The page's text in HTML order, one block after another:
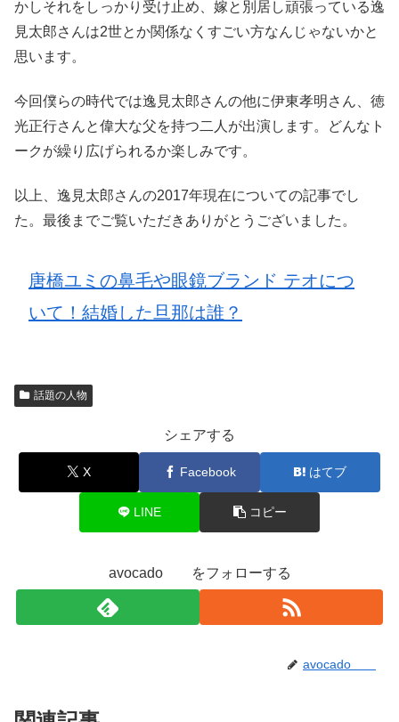
かしそれをしっかり受け止め、嫁と別居し頑張っている逸
見太郎さんは2世とか関係なくすごい方なんじゃないかと
思います。
今回僕らの時代では逸見太郎さんの他に伊東孝明さん、徳
光正行さんと偉大な父を持つ二人が出演します。どんなト
ークが繰り広げられるか楽しみです。
以上、逸見太郎さんの2017年現在についての記事でし
た。最後までご覧いただきありがとうございました。
唐橋ユミの鼻毛や眼鏡ブランド テオにつ
いて！結婚した旦那は誰？
話題の人物
シェアする
X Facebook はてブ
LINE コピー
avocado をフォローする
avocado